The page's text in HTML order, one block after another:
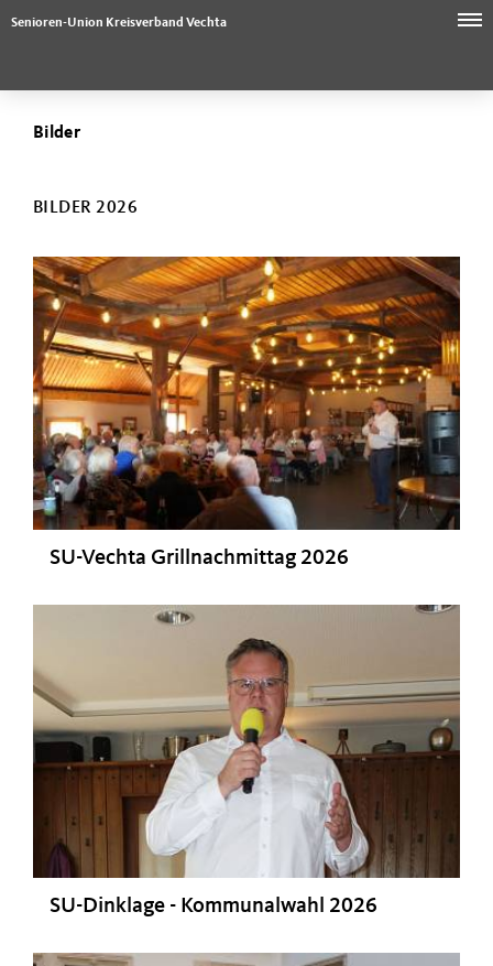
Senioren-Union Kreisverband Vechta
Bilder
BILDER 2026
SU-Vechta Grillnachmittag 2026
SU-Dinklage - Kommunalwahl 2026